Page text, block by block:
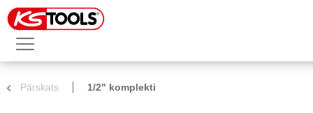
Pārskats 1/2" komplekti